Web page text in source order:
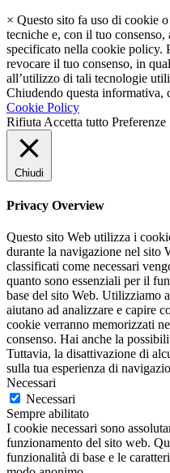
× Questo sito fa uso di cookie
tecniche e, con il tuo
specificato nella cookie policy.
revocare il tuo consenso, in
all’utilizzo di tali tecnologie
Chiudendo questa informativa,
Cookie Policy
Rifiuta Accetta tutto Preferenze
Chiudi
Privacy Overview
Questo sito Web utilizza i
durante la navigazione nel sito
classificati come necessari
quanto sono essenziali per il
base del sito Web. Utilizziamo
aiutano ad analizzare e capire
cookie verranno memorizzati
consenso. Hai anche la
Tuttavia, la disattivazione di
sulla tua esperienza di
Necessari
Necessari
Sempre abilitato
I cookie necessari sono
funzionamento del sito web.
funzionalità di base e le